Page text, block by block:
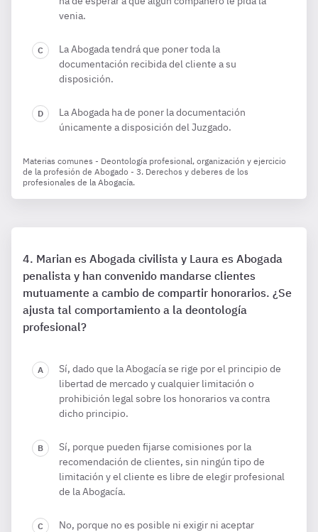
venia.
La Abogada tendrá que poner toda la
documentación recibida del cliente a su
disposición.
La Abogada ha de poner la documentación
únicamente a disposición del Juzgado.
Materias comunes - Deontología profesional, organización y ejercicio
de la profesión de Abogado - 3. Derechos y deberes de los
profesionales de la Abogacía.
Marian es Abogada civilista y Laura es Abogada
penalista y han convenido mandarse clientes
mutuamente a cambio de compartir honorarios. ¿Se
ajusta tal comportamiento a la deontología
profesional?
Sí, dado que la Abogacía se rige por el principio de
libertad de mercado y cualquier limitación o
prohibición legal sobre los honorarios va contra
dicho principio.
Sí, porque pueden fijarse comisiones por la
recomendación de clientes, sin ningún tipo de
limitación y el cliente es libre de elegir profesional
de la Abogacía.
No, porque no es posible ni exigir ni aceptar